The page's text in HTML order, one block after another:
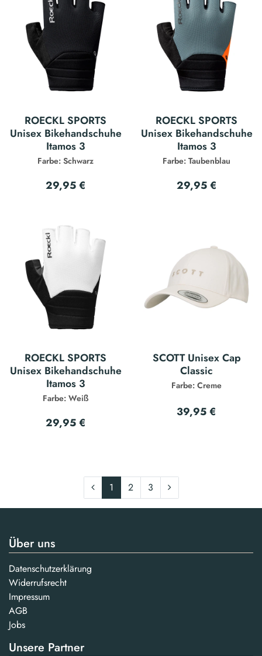
ROECKL SPORTS
Unisex Bikehandschuhe
Itamos 3
Farbe: Schwarz
29,95 €
ROECKL SPORTS
Unisex Bikehandschuhe
Itamos 3
Farbe: Taubenblau
29,95 €
ROECKL SPORTS
Unisex Bikehandschuhe
Itamos 3
Farbe: Weiß
29,95 €
SCOTT Unisex Cap
Classic
Farbe: Creme
39,95 €
1 2 3
Über uns
Datenschutzerklärung
Widerrufsrecht
Impressum
AGB
Jobs
Unsere Partner